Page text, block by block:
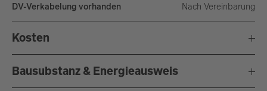
DV-Verkabelung vorhanden Nach Vereinbarung
Kosten
Bausubstanz & Energieausweis